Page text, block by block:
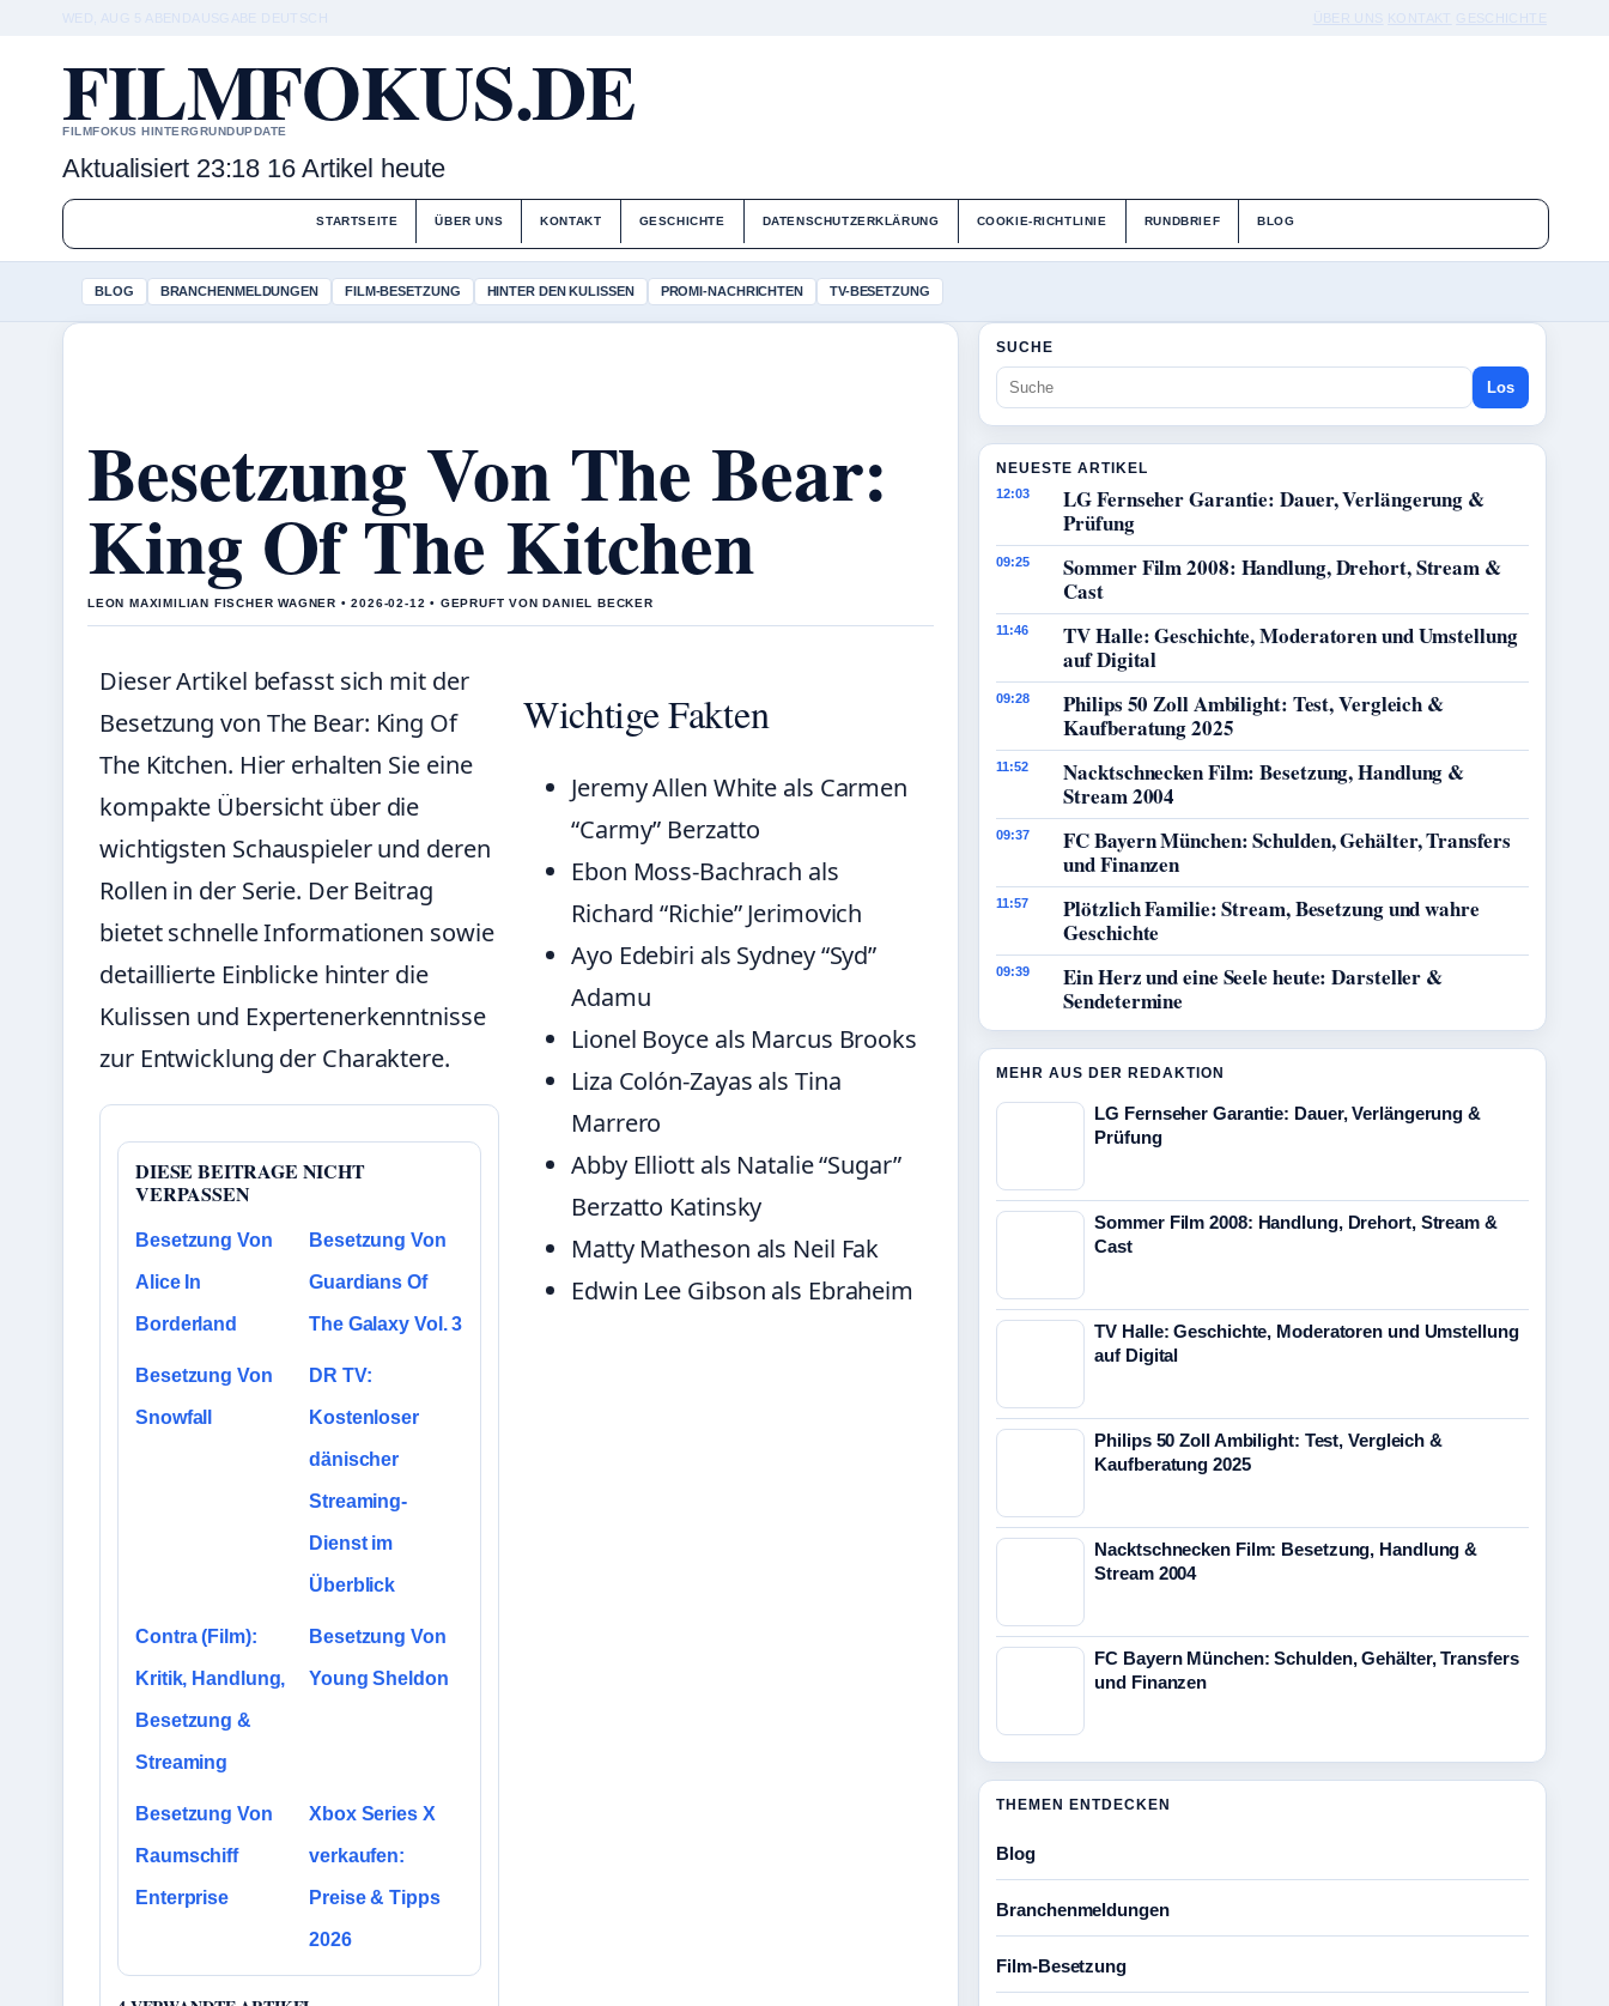
WED, AUG 5 ABENDAUSGABE DEUTSCH ÜBER UNS KONTAKT GESCHICHTE
FILMFOKUS.DE
FILMFOKUS HINTERGRUNDUPDATE
Aktualisiert 23:18 16 Artikel heute
STARTSEITE ÜBER UNS KONTAKT GESCHICHTE DATENSCHUTZERKLÄRUNG COOKIE-RICHTLINIE RUNDBRIEF BLOG
BLOG BRANCHENMELDUNGEN FILM-BESETZUNG HINTER DEN KULISSEN PROMI-NACHRICHTEN TV-BESETZUNG
Besetzung Von The Bear:
King Of The Kitchen
LEON MAXIMILIAN FISCHER WAGNER • 2026-02-12 • GEPRUFT VON DANIEL BECKER
Dieser Artikel befasst sich mit der
Besetzung von The Bear: King Of
The Kitchen. Hier erhalten Sie eine
kompakte Übersicht über die
wichtigsten Schauspieler und deren
Rollen in der Serie. Der Beitrag
bietet schnelle Informationen sowie
detaillierte Einblicke hinter die
Kulissen und Expertenerkenntnisse
zur Entwicklung der Charaktere.
DIESE BEITRAGE NICHT
VERPASSEN
Besetzung Von
Alice In
Borderland
Besetzung Von
Guardians Of
The Galaxy Vol. 3
Besetzung Von
Snowfall
DR TV:
Kostenloser
dänischer
Streaming-
Dienst im
Überblick
Contra (Film):
Kritik, Handlung,
Besetzung &
Streaming
Besetzung Von
Young Sheldon
Besetzung Von
Raumschiff
Enterprise
Xbox Series X
verkaufen:
Preise & Tipps
2026
Wichtige Fakten
Jeremy Allen White als Carmen
“Carmy” Berzatto
Ebon Moss-Bachrach als
Richard “Richie” Jerimovich
Ayo Edebiri als Sydney “Syd”
Adamu
Lionel Boyce als Marcus Brooks
Liza Colón-Zayas als Tina
Marrero
Abby Elliott als Natalie “Sugar”
Berzatto Katinsky
Matty Matheson als Neil Fak
Edwin Lee Gibson als Ebraheim
SUCHE
Los
NEUESTE ARTIKEL
12:03
LG Fernseher Garantie: Dauer, Verlängerung &
Prüfung
09:25
Sommer Film 2008: Handlung, Drehort, Stream &
Cast
11:46
TV Halle: Geschichte, Moderatoren und Umstellung
auf Digital
09:28
Philips 50 Zoll Ambilight: Test, Vergleich &
Kaufberatung 2025
11:52
Nacktschnecken Film: Besetzung, Handlung &
Stream 2004
09:37
FC Bayern München: Schulden, Gehälter, Transfers
und Finanzen
11:57
Plötzlich Familie: Stream, Besetzung und wahre
Geschichte
09:39
Ein Herz und eine Seele heute: Darsteller &
Sendetermine
MEHR AUS DER REDAKTION
LG Fernseher Garantie: Dauer, Verlängerung &
Prüfung
Sommer Film 2008: Handlung, Drehort, Stream &
Cast
TV Halle: Geschichte, Moderatoren und Umstellung
auf Digital
Philips 50 Zoll Ambilight: Test, Vergleich &
Kaufberatung 2025
Nacktschnecken Film: Besetzung, Handlung &
Stream 2004
FC Bayern München: Schulden, Gehälter, Transfers
und Finanzen
THEMEN ENTDECKEN
Blog
Branchenmeldungen
Film-Besetzung